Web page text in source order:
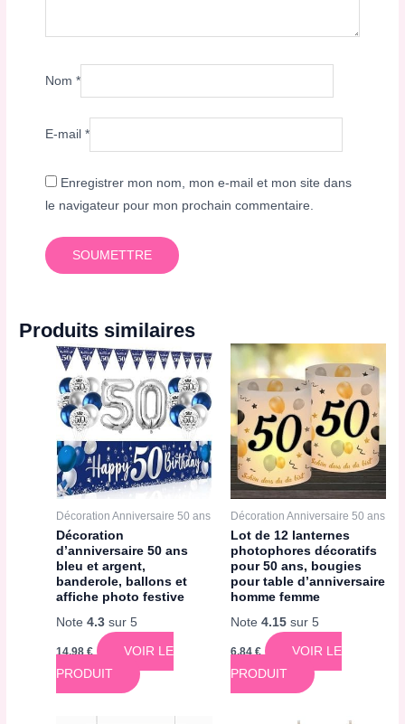
Nom*
E-mail*
Enregistrer mon nom, mon e-mail et mon site dans
le navigateur pour mon prochain commentaire.
Produits similaires
Décoration Anniversaire 50 ans
Décoration
d’anniversaire 50 ans
bleu et argent,
banderole, ballons et
affiche photo festive
Note4.3 sur 5
14,98€
VOIR LE
PRODUIT
Décoration Anniversaire 50 ans
Lot de 12 lanternes
photophores décoratifs
pour 50 ans, bougies
pour table d’anniversaire
homme femme
Note 4.15sur 5
6,84 €
VOIR LE
PRODUIT